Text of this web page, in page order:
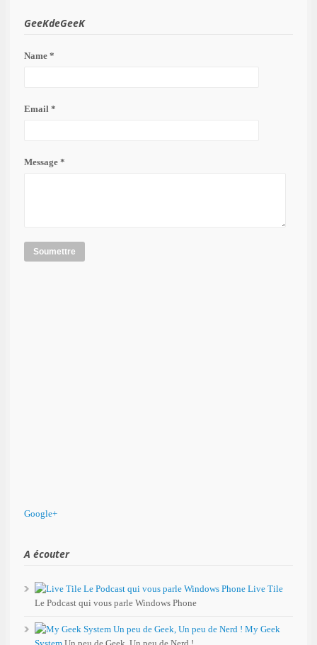
GeeKdeGeeK
Name *
Email *
Message *
Soumettre
Google+
A écouter
Live Tile
Le Podcast qui vous parle Windows Phone
My Geek